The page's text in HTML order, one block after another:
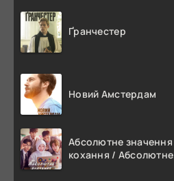
Ґранчестер
Новий Амстердам
Абсолютне значення
кохання / Абсолютне